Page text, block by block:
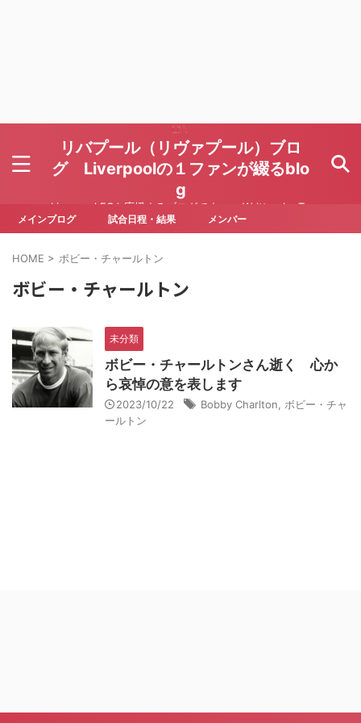
リバプール（リヴァプール）ブロ
グ Liverpoolの１ファンが綴るblo
g
Liverpool FCを応援するブログです Written by To
ru Yoda
メインブログ 試合日程・結果 メンバー
HOME > ボビー・チャールトン
ボビー・チャールトン
未分類
ボビー・チャールトンさん逝く 心か
ら哀悼の意を表します
2023/10/22 Bobby Charlton
ボビー・チャ
ールトン